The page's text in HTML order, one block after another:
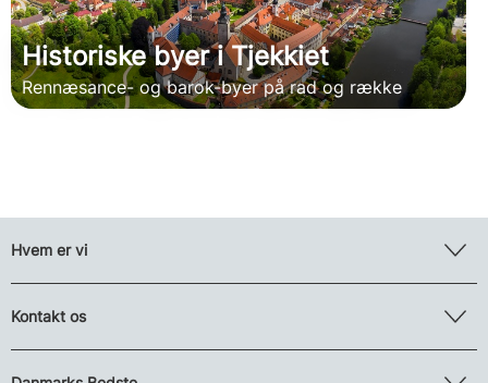
Historiske byer i Tjekkiet
Rennæsance- og barok-byer på rad og række
Hvem er vi
Kontakt os